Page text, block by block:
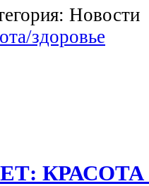
Новости
здоровье